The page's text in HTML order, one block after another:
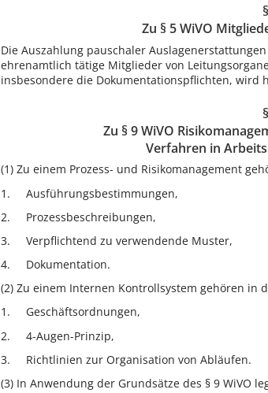
Zu § 5 WiVO
Die Auszahlung pauschaler
ehrenamtlich tätige Mitglieder von
insbesondere die Dokumentationspflichten, wird
Zu § 9 WiVO
Verfahren in
(1) Zu einem Prozess- und Risikomanagement
Ausführungsbestimmungen,
Prozessbeschreibungen,
Verpflichtend zu verwendende Muster,
Dokumentation.
(2) Zu einem Internen Kontrollsystem gehören in
Geschäftsordnungen,
4-Augen-Prinzip,
Richtlinien zur Organisation von Abläufen.
(3) In Anwendung der Grundsätze des § 9 WiVO